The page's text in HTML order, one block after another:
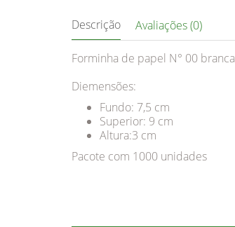
Descrição Avaliações (0)
Forminha de papel N° 00 branca
Diemensões:
Fundo: 7,5 cm
Superior: 9 cm
Altura:3 cm
Pacote com 1000 unidades